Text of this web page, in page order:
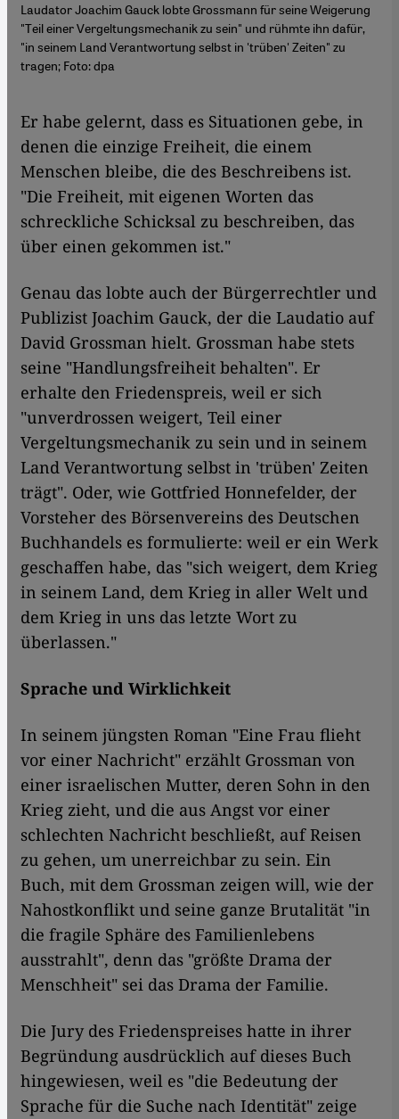
Laudator Joachim Gauck lobte Grossmann für seine Weigerung
"Teil einer Vergeltungsmechanik zu sein" und rühmte ihn dafür,
"in seinem Land Verantwortung selbst in 'trüben' Zeiten" zu
tragen; Foto: dpa
Er habe gelernt, dass es Situationen gebe, in
denen die einzige Freiheit, die einem
Menschen bleibe, die des Beschreibens ist.
"Die Freiheit, mit eigenen Worten das
schreckliche Schicksal zu beschreiben, das
über einen gekommen ist."
Genau das lobte auch der Bürgerrechtler und
Publizist Joachim Gauck, der die Laudatio auf
David Grossman hielt. Grossman habe stets
seine "Handlungsfreiheit behalten". Er
erhalte den Friedenspreis, weil er sich
"unverdrossen weigert, Teil einer
Vergeltungsmechanik zu sein und in seinem
Land Verantwortung selbst in 'trüben' Zeiten
trägt". Oder, wie Gottfried Honnefelder, der
Vorsteher des Börsenvereins des Deutschen
Buchhandels es formulierte: weil er ein Werk
geschaffen habe, das "sich weigert, dem Krieg
in seinem Land, dem Krieg in aller Welt und
dem Krieg in uns das letzte Wort zu
überlassen."
Sprache und Wirklichkeit
In seinem jüngsten Roman "Eine Frau flieht
vor einer Nachricht" erzählt Grossman von
einer israelischen Mutter, deren Sohn in den
Krieg zieht, und die aus Angst vor einer
schlechten Nachricht beschließt, auf Reisen
zu gehen, um unerreichbar zu sein. Ein
Buch, mit dem Grossman zeigen will, wie der
Nahostkonflikt und seine ganze Brutalität "in
die fragile Sphäre des Familienlebens
ausstrahlt", denn das "größte Drama der
Menschheit" sei das Drama der Familie.
Die Jury des Friedenspreises hatte in ihrer
Begründung ausdrücklich auf dieses Buch
hingewiesen, weil es "die Bedeutung der
Sprache für die Suche nach Identität" zeige